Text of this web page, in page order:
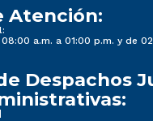
Atención:
a.m. a 01:00 p.m. y de
Despachos